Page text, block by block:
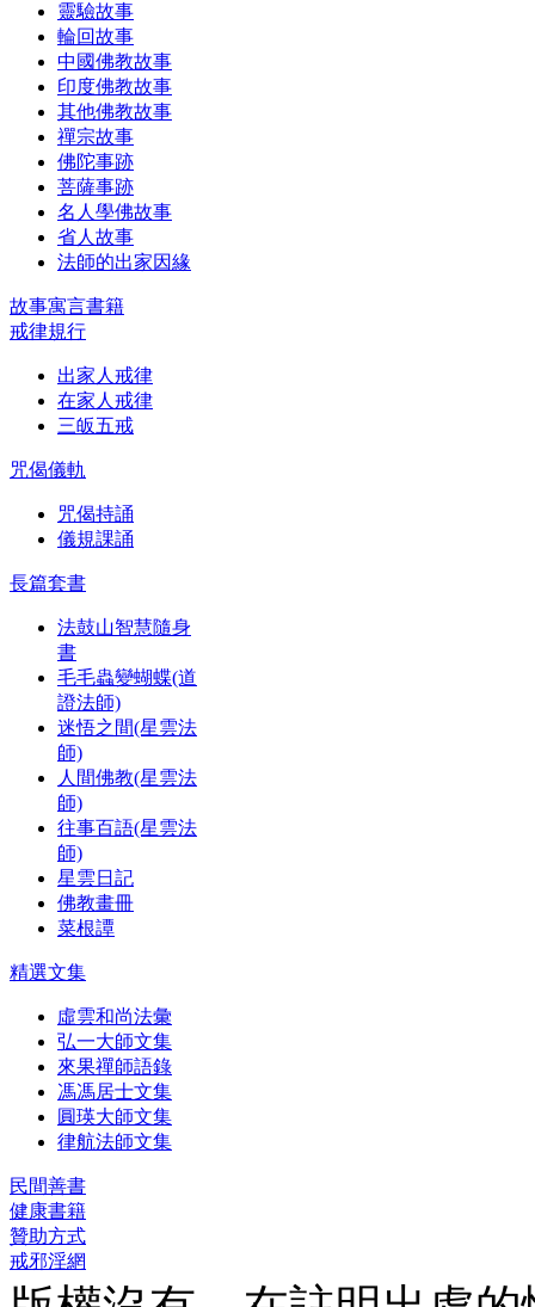
靈驗故事
輪回故事
中國佛教故事
印度佛教故事
其他佛教故事
禪宗故事
佛陀事跡
菩薩事跡
名人學佛故事
省人故事
法師的出家因緣
故事寓言書籍
戒律規行
出家人戒律
在家人戒律
三皈五戒
咒偈儀軌
咒偈持誦
儀規課誦
長篇套書
法鼓山智慧隨身
書
毛毛蟲變蝴蝶(道
證法師)
迷悟之間(星雲法
師)
人間佛教(星雲法
師)
往事百語(星雲法
師)
星雲日記
佛教畫冊
菜根譚
精選文集
虛雲和尚法彙
弘一大師文集
來果禪師語錄
馮馮居士文集
圓瑛大師文集
律航法師文集
民間善書
健康書籍
贊助方式
戒邪淫網